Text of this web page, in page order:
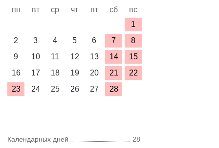
пн вт ср чт пт сб
вс
1
2
3 4 5 6 7
8
9
10 11 12 13 14
15
16
17 18 19 20 21
22
23
24 25 26 27 28
Календарных дней
28